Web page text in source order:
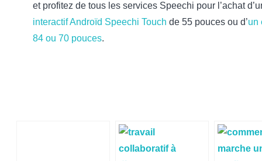
et profitez de tous les services Speechi pour l’achat
interactif Androïd Speechi Touch de 55 pouces ou d’un
84 ou 70 pouces.